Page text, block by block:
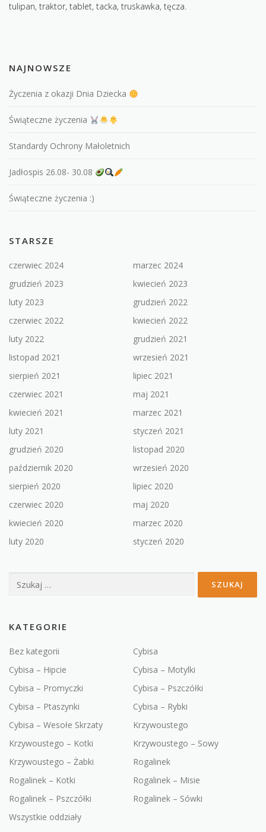
tulipan, traktor, tablet, tacka, truskawka, tęcza.
NAJNOWSZE
Życzenia z okazji Dnia Dziecka
Świąteczne życzenia
Standardy Ochrony Małoletnich
Jadłospis 26.08- 30.08
Świąteczne życzenia :)
STARSZE
czerwiec 2024
marzec 2024
grudzień 2023
kwiecień 2023
luty 2023
grudzień 2022
czerwiec 2022
kwiecień 2022
luty 2022
grudzień 2021
listopad 2021
wrzesień 2021
sierpień 2021
lipiec 2021
czerwiec 2021
maj 2021
kwiecień 2021
marzec 2021
luty 2021
styczeń 2021
grudzień 2020
listopad 2020
październik 2020
wrzesień 2020
sierpień 2020
lipiec 2020
czerwiec 2020
maj 2020
kwiecień 2020
marzec 2020
luty 2020
styczeń 2020
Szukaj:
KATEGORIE
Bez kategorii
Cybisa
Cybisa – Hipcie
Cybisa – Motylki
Cybisa – Promyczki
Cybisa – Pszczółki
Cybisa – Ptaszynki
Cybisa – Rybki
Cybisa – Wesołe Skrzaty
Krzywoustego
Krzywoustego – Kotki
Krzywoustego – Sowy
Krzywoustego – Żabki
Rogalinek
Rogalinek – Kotki
Rogalinek – Misie
Rogalinek – Pszczółki
Rogalinek – Sówki
Wszystkie oddziały